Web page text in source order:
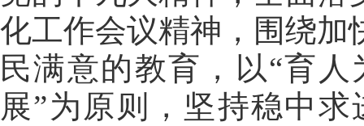
化工作会议精神，围绕加
民满意的教育，以“育
展”为原则，坚持稳中